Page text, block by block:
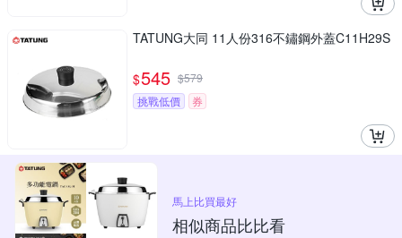
TATUNG大同 11人份316不鏽鋼外蓋C11H29S
$545 $579
挑戰低價
券
馬上比買最好
相似商品比比看